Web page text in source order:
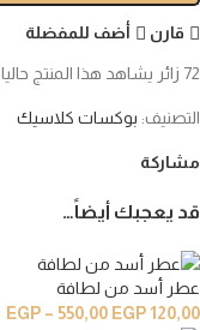
قد يعجبك أيضاً…
عطر أسد من لطافة
120,00
EGP – 550,00 EGP
قارن أضف للمفضلة
72 زائر يشاهد هذا المنتج حاليا
التصنيف: بوكسات كلاسيك
مشاركة